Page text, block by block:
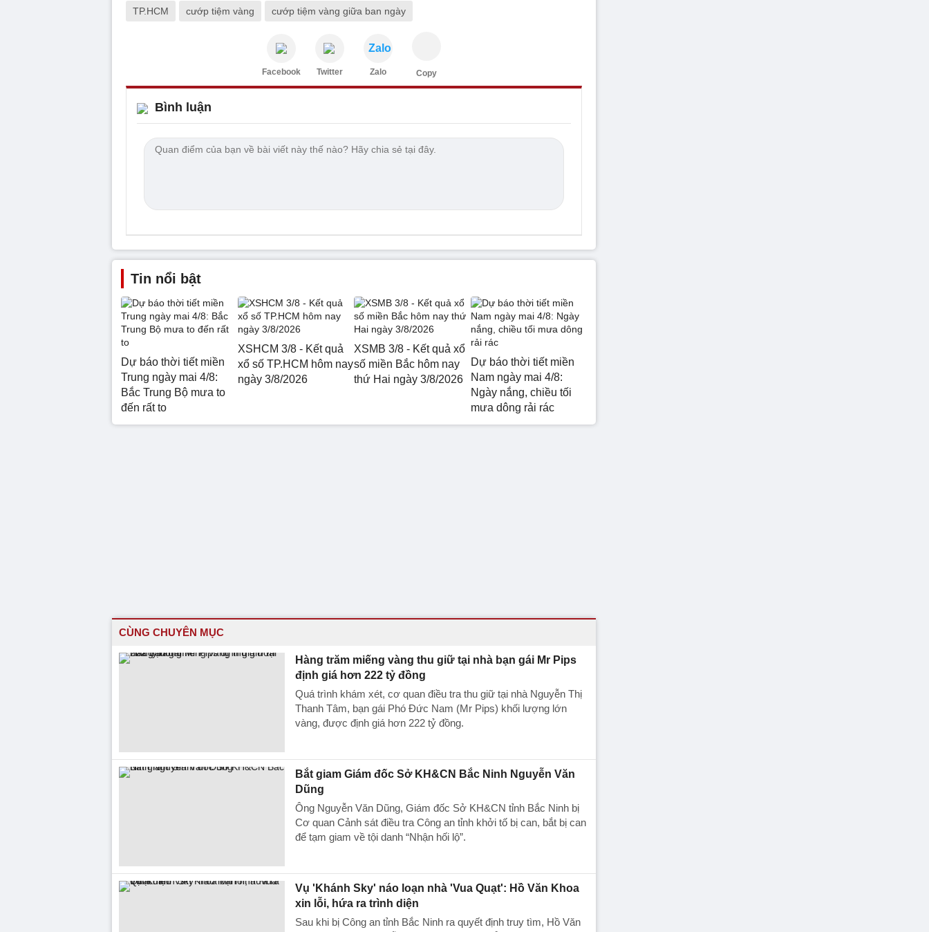
TP.HCM cướp tiệm vàng cướp tiệm vàng giữa ban ngày
Facebook Twitter
Zalo
Zalo Copy
Bình luận
Tin nổi bật
Dự báo thời tiết miền
Trung ngày mai 4/8:
Bắc Trung Bộ mưa to
đến rất to
XSHCM 3/8 - Kết quả
xổ số TP.HCM hôm nay
ngày 3/8/2026
XSMB 3/8 - Kết quả xổ
số miền Bắc hôm nay
thứ Hai ngày 3/8/2026
Dự báo thời tiết miền
Nam ngày mai 4/8:
Ngày nắng, chiều tối
mưa dông rải rác
CÙNG CHUYÊN MỤC
Hàng trăm miếng vàng thu giữ tại nhà bạn gái Mr Pips
định giá hơn 222 tỷ đồng
Quá trình khám xét, cơ quan điều tra thu giữ tại nhà Nguyễn Thị
Thanh Tâm, bạn gái Phó Đức Nam (Mr Pips) khối lượng lớn
vàng, được định giá hơn 222 tỷ đồng.
Bắt giam Giám đốc Sở KH&CN Bắc Ninh Nguyễn Văn
Dũng
Ông Nguyễn Văn Dũng, Giám đốc Sở KH&CN tỉnh Bắc Ninh bị
Cơ quan Cảnh sát điều tra Công an tỉnh khởi tố bị can, bắt bị can
để tạm giam về tội danh “Nhận hối lộ”.
Vụ 'Khánh Sky' náo loạn nhà 'Vua Quạt': Hồ Văn Khoa
xin lỗi, hứa ra trình diện
Sau khi bị Công an tỉnh Bắc Ninh ra quyết định truy tìm, Hồ Văn